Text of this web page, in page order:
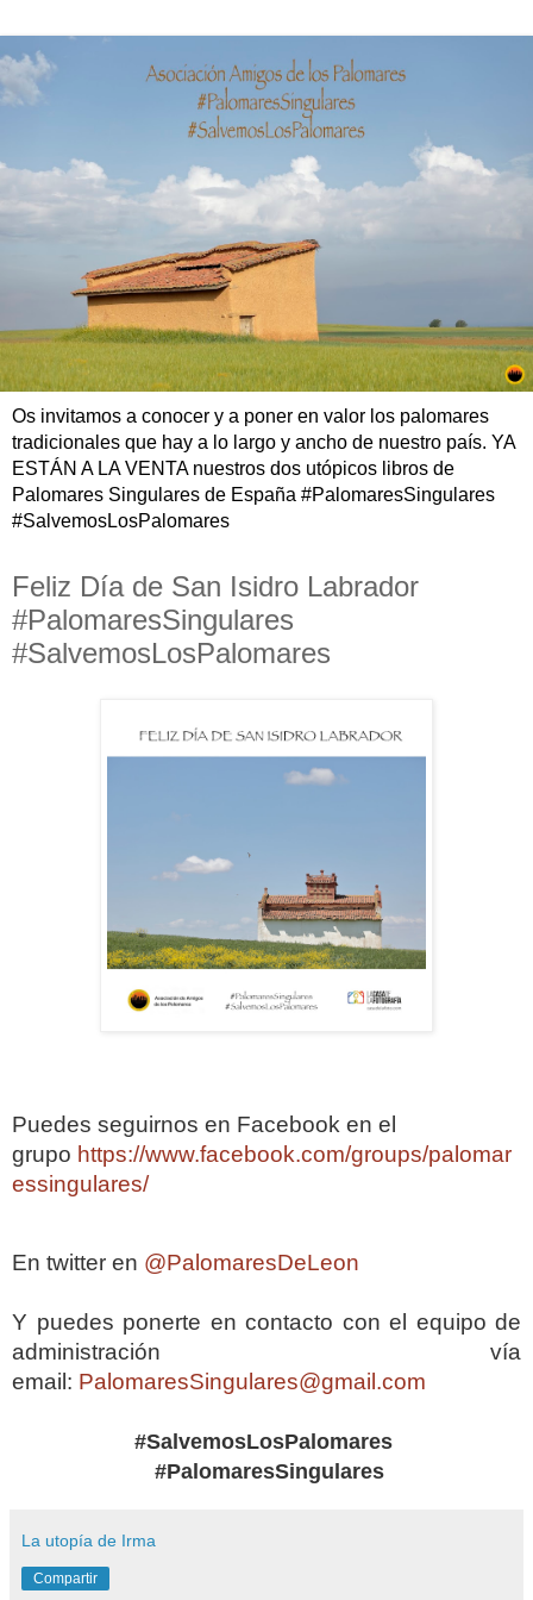
Os invitamos a conocer y a poner en valor los palomares
tradicionales que hay a lo largo y ancho de nuestro país. YA
ESTÁN A LA VENTA nuestros dos utópicos libros de
Palomares Singulares de España #PalomaresSingulares
#SalvemosLosPalomares
Feliz Día de San Isidro Labrador
#PalomaresSingulares
#SalvemosLosPalomares
Puedes seguirnos en Facebook en el
grupo https://www.facebook.com/groups/palomar
essingulares/
En twitter en @PalomaresDeLeon
Y puedes ponerte en contacto con el equipo de
administración vía
email: PalomaresSingulares@gmail.com
#SalvemosLosPalomares
#PalomaresSingulares
La utopía de Irma
Compartir